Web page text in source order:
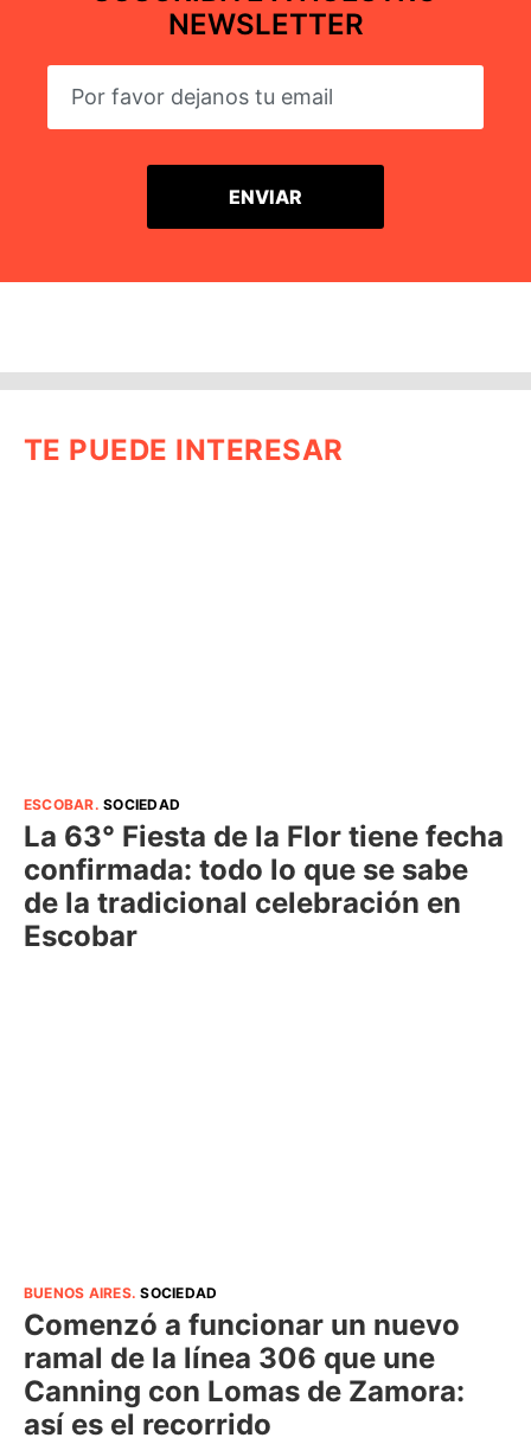
NEWSLETTER
TE PUEDE INTERESAR
ESCOBAR.SOCIEDAD
La 63° Fiesta de la Flor tiene fecha
confirmada: todo lo que se sabe
de la tradicional celebración en
Escobar
BUENOS AIRES.SOCIEDAD
Comenzó a funcionar un nuevo
ramal de la línea 306 que une
Canning con Lomas de Zamora:
así es el recorrido